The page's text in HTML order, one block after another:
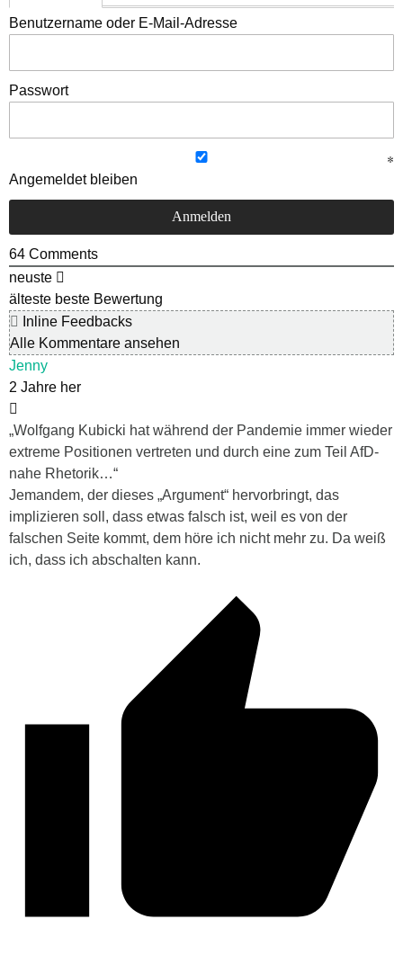
Benutzername oder E-Mail-Adresse
Passwort
Angemeldet bleiben
64 Comments
neuste
älteste beste Bewertung
Inline Feedbacks
Alle Kommentare ansehen
Jenny
2 Jahre her
„Wolfgang Kubicki hat während der Pandemie immer wieder
extreme Positionen vertreten und durch eine zum Teil AfD-
nahe Rhetorik…“
Jemandem, der dieses „Argument“ hervorbringt, das
implizieren soll, dass etwas falsch ist, weil es von der
falschen Seite kommt, dem höre ich nicht mehr zu. Da weiß
ich, dass ich abschalten kann.